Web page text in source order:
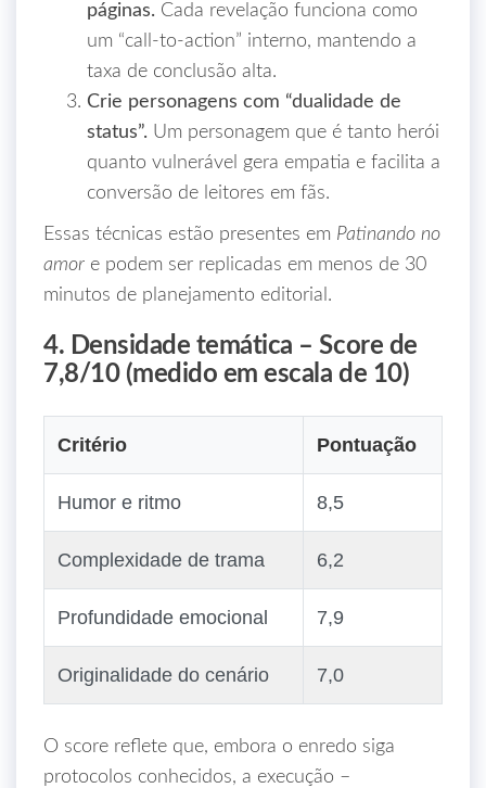
páginas. Cada revelação funciona como
um “call‑to‑action” interno, mantendo a
taxa de conclusão alta.
Crie personagens com “dualidade de
status”. Um personagem que é tanto herói
quanto vulnerável gera empatia e facilita a
conversão de leitores em fãs.
Essas técnicas estão presentes em Patinando no
amor e podem ser replicadas em menos de 30
minutos de planejamento editorial.
4. Densidade temática – Score de
7,8/10 (medido em escala de 10)
Critério Pontuação
Humor e ritmo 8,5
Complexidade de trama 6,2
Profundidade emocional 7,9
Originalidade do cenário 7,0
O score reflete que, embora o enredo siga
protocolos conhecidos, a execução –